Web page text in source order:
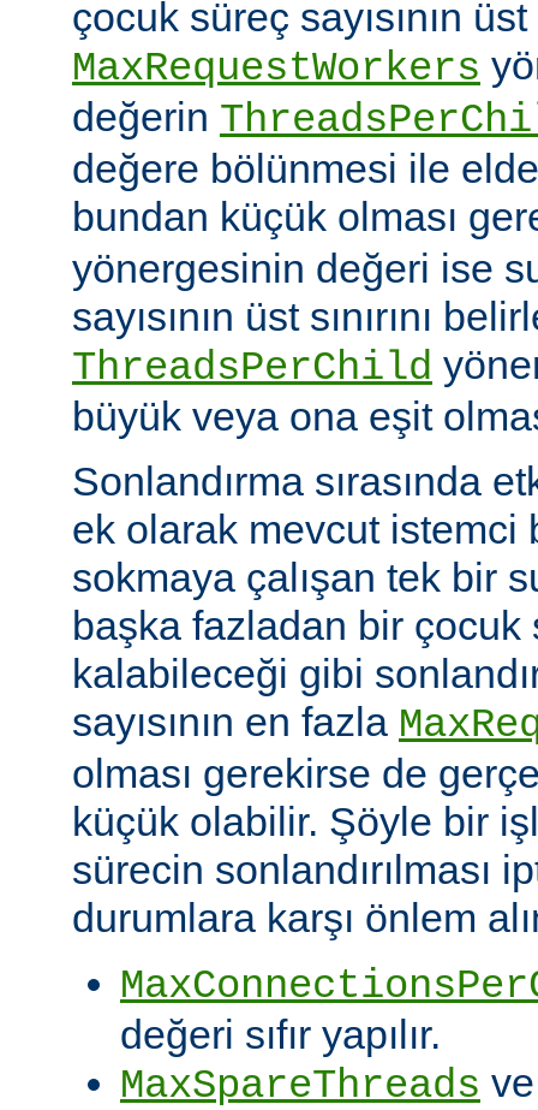
çocuk süreç sayısının üst
MaxRequestWorkers
değerin
değere bölünmesi ile
bundan küçük olması
yönergesinin değeri ise
sayısının üst sınırını
ThreadsPerChild
büyük veya ona eşit
Sonlandırma sırasında
ek olarak mevcut istemci
sokmaya çalışan tek bir
başka fazladan bir çocuk
kalabileceği gibi
sayısının en fazla
olması gerekirse de
küçük olabilir. Şöyle bir
sürecin sonlandırılması
durumlara karşı önlem
değeri sıfır yapılır.
MaxSpareThreads ve